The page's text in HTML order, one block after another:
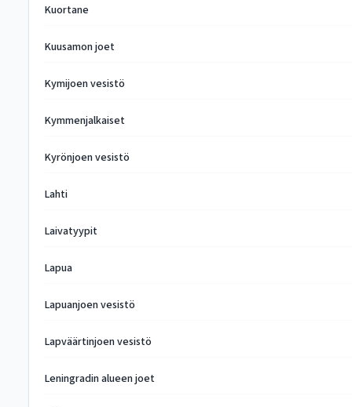
Kuortane
Kuusamon joet
Kymijoen vesistö
Kymmenjalkaiset
Kyrönjoen vesistö
Lahti
Laivatyypit
Lapua
Lapuanjoen vesistö
Lapväärtinjoen vesistö
Leningradin alueen joet